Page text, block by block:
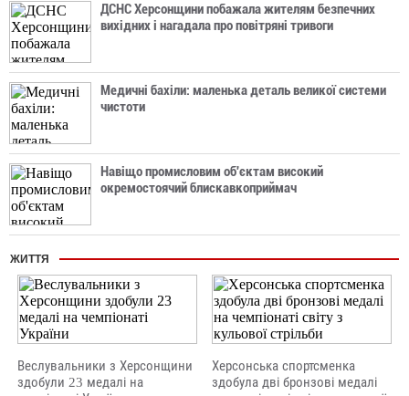
ДСНС Херсонщини побажала жителям безпечних
вихідних і нагадала про повітряні тривоги
Медичні бахіли: маленька деталь великої системи
чистоти
Навіщо промисловим об'єктам високий
окремостоячий блискавкоприймач
ЖИТТЯ
Веслувальники з Херсонщини
здобули 23 медалі на
Херсонська спортсменка
здобула дві бронзові медалі